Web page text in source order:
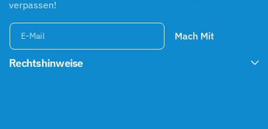
verpassen!
E-Mail Mach Mit
Rechtshinweise